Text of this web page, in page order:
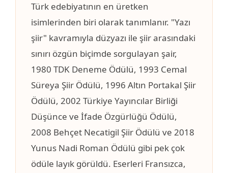
Türk edebiyatının en üretken
isimlerinden biri olarak tanımlanır. "Yazı
şiir" kavramıyla düzyazı ile şiir arasındaki
sınırı özgün biçimde sorgulayan şair,
1980 TDK Deneme Ödülü, 1993 Cemal
Süreya Şiir Ödülü, 1996 Altın Portakal Şiir
Ödülü, 2002 Türkiye Yayıncılar Birliği
Düşünce ve İfade Özgürlüğü Ödülü,
2008 Behçet Necatigil Şiir Ödülü ve 2018
Yunus Nadi Roman Ödülü gibi pek çok
ödüle layık görüldü. Eserleri Fransızca,